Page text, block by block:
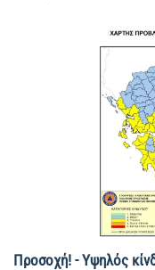
Προσοχή! - Υψηλός